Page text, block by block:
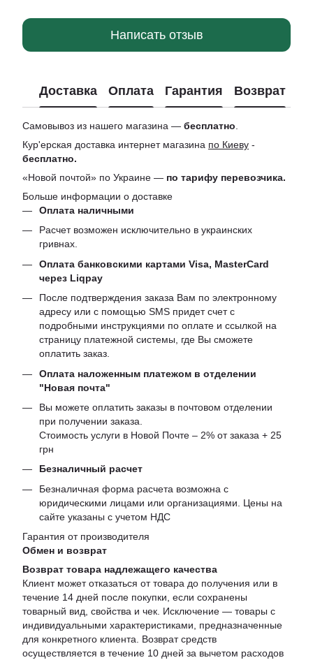
Написать отзыв
Доставка Оплата Гарантия Возврат
Самовывоз из нашего магазина — бесплатно
Кур'ерская доставка интернет магазина по Киеву -
бесплатно.
«Новой почтой» по Украине — по тарифу перевозчика.
Больше информации о доставке
Оплата наличными
Расчет возможен исключительно в украинских
гривнах.
Оплата банковскими картами Visa, MasterCard
через Liqpay
После подтверждения заказа Вам по электронному
адресу или с помощью SMS придет счет с
подробными инструкциями по оплате и ссылкой на
страницу платежной системы, где Вы сможете
оплатить заказ.
Оплата наложенным платежом в отделении
"Новая почта"
Вы можете оплатить заказы в почтовом отделении
при получении заказа.
Стоимость услуги в Новой Почте – 2% от заказа + 25
грн
Безналичный расчет
Безналичная форма расчета возможна с
юридическими лицами или организациями. Цены на
сайте указаны с учетом НДС
Гарантия от производителя
Обмен и возврат
Возврат товара надлежащего качества
Клиент может отказаться от товара до получения или в
течение 14 дней после покупки, если сохранены
товарный вид, свойства и чек. Исключение — товары с
индивидуальными характеристиками, предназначенные
для конкретного клиента. Возврат средств
осуществляется в течение 10 дней за вычетом расходов